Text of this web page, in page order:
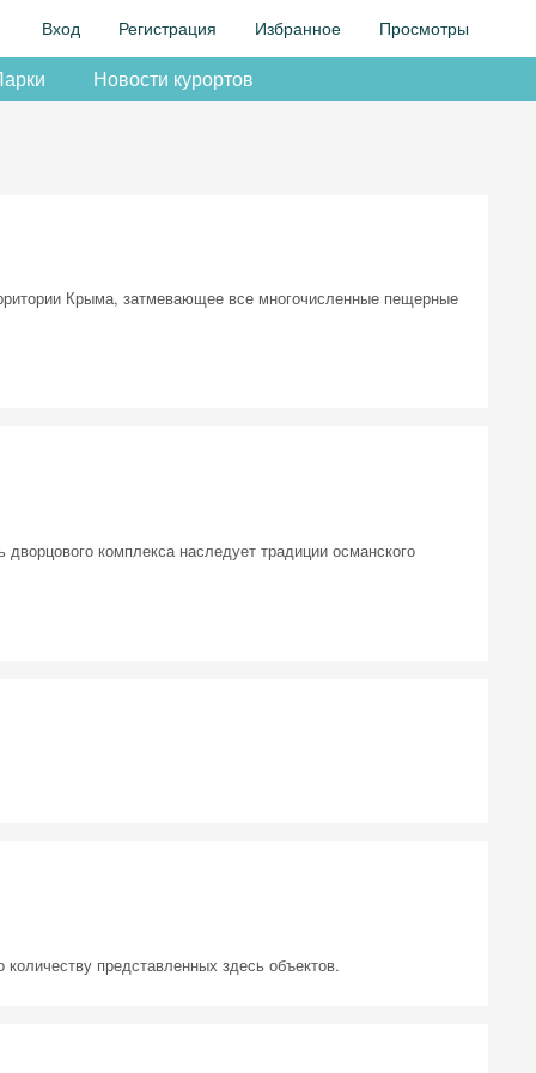
Вход Регистрация Избранное Просмотры
Новости курортов
Крыма, затмевающее все многочисленные пещерные
комплекса наследует традиции османского
представленных здесь объектов.